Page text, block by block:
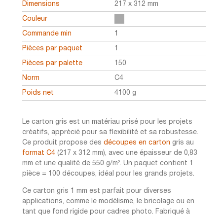
Dimensions 217 x 312 mm
Couleur
Commande min 1
Pièces par paquet 1
Pièces par palette 150
Norm C4
Poids net 4100 g
Le carton gris est un matériau prisé pour les projets
créatifs, apprécié pour sa flexibilité et sa robustesse.
Ce produit propose des découpes en carton gris au
format C4 (217 x 312 mm), avec une épaisseur de 0,83
mm et une qualité de 550 g/m². Un paquet contient 1
pièce = 100 découpes, idéal pour les grands projets.
Ce carton gris 1 mm est parfait pour diverses
applications, comme le modélisme, le bricolage ou en
tant que fond rigide pour cadres photo. Fabriqué à